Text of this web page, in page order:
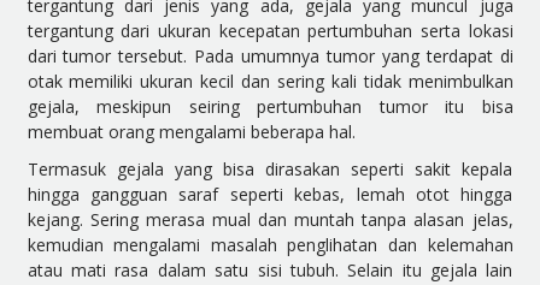
tergantung dari jenis yang ada, gejala yang muncul juga
tergantung dari ukuran kecepatan pertumbuhan serta lokasi
dari tumor tersebut. Pada umumnya tumor yang terdapat di
otak memiliki ukuran kecil dan sering kali tidak menimbulkan
gejala, meskipun seiring pertumbuhan tumor itu bisa
membuat orang mengalami beberapa hal.
Termasuk gejala yang bisa dirasakan seperti sakit kepala
hingga gangguan saraf seperti kebas, lemah otot hingga
kejang. Sering merasa mual dan muntah tanpa alasan jelas,
kemudian mengalami masalah penglihatan dan kelemahan
atau mati rasa dalam satu sisi tubuh. Selain itu gejala lain